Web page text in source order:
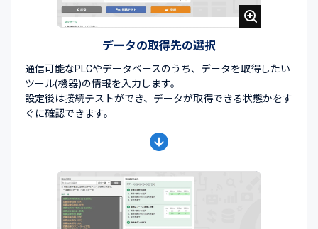
データの取得先の選択
通信可能なPLCやデータベースのうち、データを取得したい
ツール(機器)の情報を入力します。
設定後は接続テストができ、データが取得できる状態かをす
ぐに確認できます。